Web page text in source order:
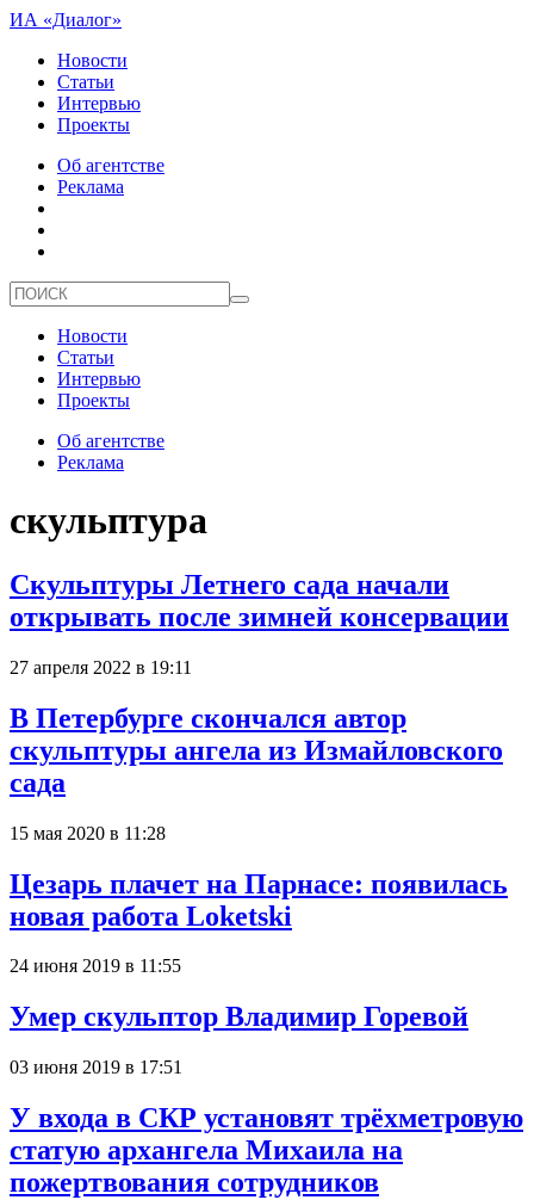
ИА «Диалог»
Новости
Статьи
Интервью
Проекты
Об агентстве
Реклама
Новости
Статьи
Интервью
Проекты
Об агентстве
Реклама
скульптура
Скульптуры Летнего сада начали
открывать после зимней консервации
27 апреля 2022 в 19:11
В Петербурге скончался автор
скульптуры ангела из Измайловского
сада
15 мая 2020 в 11:28
Цезарь плачет на Парнасе: появилась
новая работа Loketski
24 июня 2019 в 11:55
Умер скульптор Владимир Горевой
03 июня 2019 в 17:51
У входа в СКР установят трёхметровую
статую архангела Михаила на
пожертвования сотрудников